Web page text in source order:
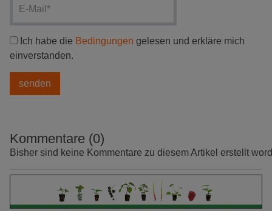
Ich habe die Bedingungen gelesen und erkläre mich
einverstanden.
Kommentare (0)
Bisher sind keine Kommentare zu diesem Artikel erstellt